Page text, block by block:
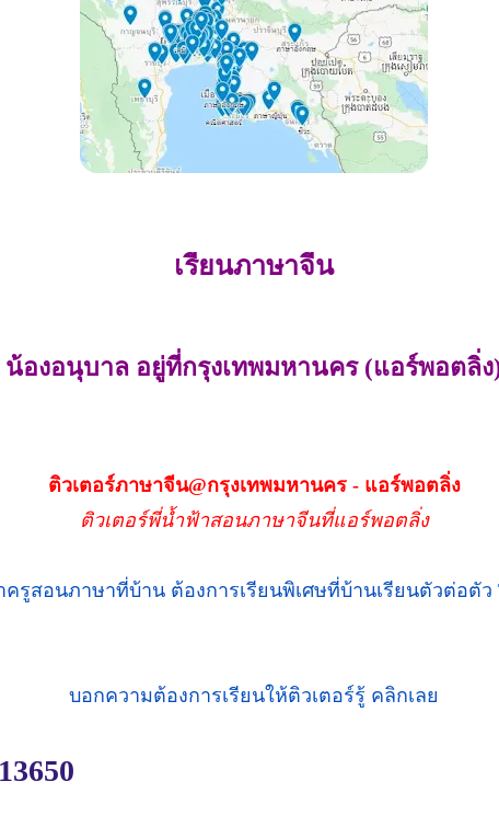
เรียนภาษาจีน
น้องอนุบาล อยู่ที่กรุงเทพมหานคร (แอร์พอตลิ่ง
ติวเตอร์ภาษาจีน@กรุงเทพมหานคร - แอร์พอตลิ่ง
ติวเตอร์พี่น้ำฟ้าสอนภาษาจีนที่แอร์พอตลิ่ง
บอกความต้องการเรียนให้ติวเตอร์รู้ คลิกเลย